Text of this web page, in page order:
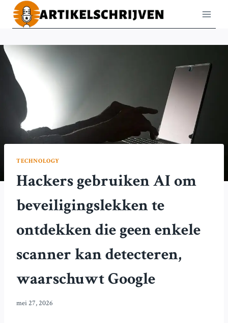
Doorgaan
naar
TECHNOLOGY
Hackers gebruiken AI om
beveiligingslekken te
ontdekken die geen enkele
scanner kan detecteren,
waarschuwt Google
mei 27, 2026